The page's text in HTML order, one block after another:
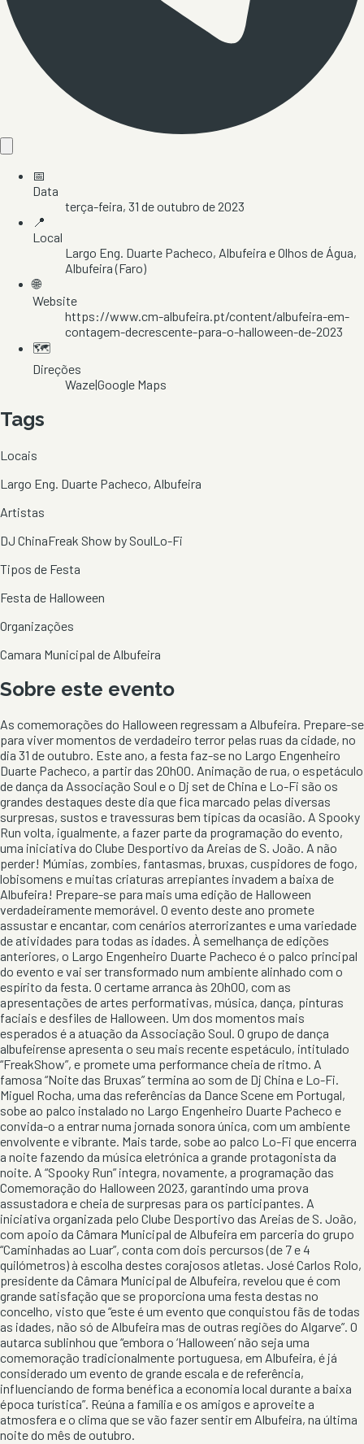
📅
Data
terça-feira, 31 de outubro de 2023
📍
Local
Largo Eng. Duarte Pacheco, Albufeira e Olhos de Água,
Albufeira(Faro)
🌐
Website
https://www.cm-albufeira.pt/content/albufeira-em-
contagem-decrescente-para-o-halloween-de-2023
🗺️
Direções
Waze|Google Maps
Tags
Locais
Largo Eng. Duarte Pacheco, Albufeira
Artistas
DJ ChinaFreak Show by SoulLo-Fi
Tipos de Festa
Festa de Halloween
Organizações
Camara Municipal de Albufeira
Sobre este evento
As comemorações do Halloween regressam a Albufeira. Prepare-se
para viver momentos de verdadeiro terror pelas ruas da cidade, no
dia 31 de outubro. Este ano, a festa faz-se no Largo Engenheiro
Duarte Pacheco, a partir das 20h00. Animação de rua, o espetáculo
de dança da Associação Soul e o Dj set de China e Lo-Fi são os
grandes destaques deste dia que fica marcado pelas diversas
surpresas, sustos e travessuras bem típicas da ocasião. A Spooky
Run volta, igualmente, a fazer parte da programação do evento,
uma iniciativa do Clube Desportivo da Areias de S. João. A não
perder! Múmias, zombies, fantasmas, bruxas, cuspidores de fogo,
lobisomens e muitas criaturas arrepiantes invadem a baixa de
Albufeira! Prepare-se para mais uma edição de Halloween
verdadeiramente memorável. O evento deste ano promete
assustar e encantar, com cenários aterrorizantes e uma variedade
de atividades para todas as idades. À semelhança de edições
anteriores, o Largo Engenheiro Duarte Pacheco é o palco principal
do evento e vai ser transformado num ambiente alinhado com o
espírito da festa. O certame arranca às 20h00, com as
apresentações de artes performativas, música, dança, pinturas
faciais e desfiles de Halloween. Um dos momentos mais
esperados é a atuação da Associação Soul. O grupo de dança
albufeirense apresenta o seu mais recente espetáculo, intitulado
“FreakShow”, e promete uma performance cheia de ritmo. A
famosa “Noite das Bruxas” termina ao som de Dj China e Lo-Fi.
Miguel Rocha, uma das referências da Dance Scene em Portugal,
sobe ao palco instalado no Largo Engenheiro Duarte Pacheco e
convida-o a entrar numa jornada sonora única, com um ambiente
envolvente e vibrante. Mais tarde, sobe ao palco Lo-Fi que encerra
a noite fazendo da música eletrónica a grande protagonista da
noite. A “Spooky Run” integra, novamente, a programação das
Comemoração do Halloween 2023, garantindo uma prova
assustadora e cheia de surpresas para os participantes. A
iniciativa organizada pelo Clube Desportivo das Areias de S. João,
com apoio da Câmara Municipal de Albufeira em parceria do grupo
“Caminhadas ao Luar”, conta com dois percursos (de 7 e 4
quilómetros) à escolha destes corajosos atletas. José Carlos Rolo,
presidente da Câmara Municipal de Albufeira, revelou que é com
grande satisfação que se proporciona uma festa destas no
concelho, visto que “este é um evento que conquistou fãs de todas
as idades, não só de Albufeira mas de outras regiões do Algarve”. O
autarca sublinhou que “embora o ‘Halloween’ não seja uma
comemoração tradicionalmente portuguesa, em Albufeira, é já
considerado um evento de grande escala e de referência,
influenciando de forma benéfica a economia local durante a baixa
época turística”. Reúna a família e os amigos e aproveite a
atmosfera e o clima que se vão fazer sentir em Albufeira, na última
noite do mês de outubro.